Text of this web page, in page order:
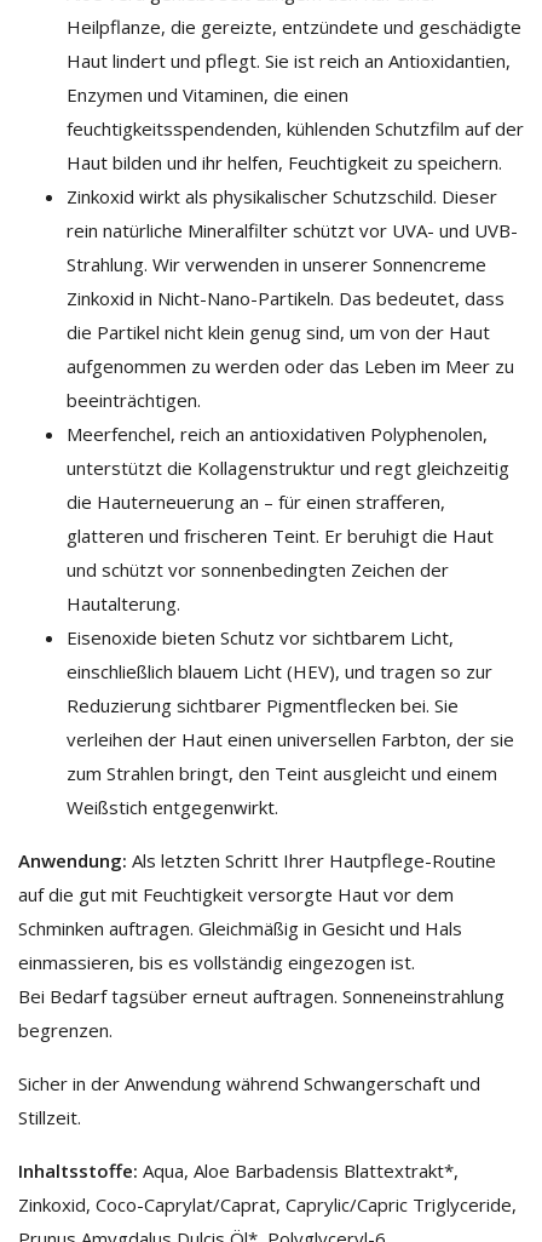
Heilpflanze, die gereizte, entzündete und geschädigte
Haut lindert und pflegt. Sie ist reich an Antioxidantien,
Enzymen und Vitaminen, die einen
feuchtigkeitsspendenden, kühlenden Schutzfilm auf der
Haut bilden und ihr helfen, Feuchtigkeit zu speichern.
Zinkoxid wirkt als physikalischer Schutzschild. Dieser
rein natürliche Mineralfilter schützt vor UVA- und UVB-
Strahlung. Wir verwenden in unserer Sonnencreme
Zinkoxid in Nicht-Nano-Partikeln. Das bedeutet, dass
die Partikel nicht klein genug sind, um von der Haut
aufgenommen zu werden oder das Leben im Meer zu
beeinträchtigen.
Meerfenchel, reich an antioxidativen Polyphenolen,
unterstützt die Kollagenstruktur und regt gleichzeitig
die Hauterneuerung an – für einen strafferen,
glatteren und frischeren Teint. Er beruhigt die Haut
und schützt vor sonnenbedingten Zeichen der
Hautalterung.
Eisenoxide bieten Schutz vor sichtbarem Licht,
einschließlich blauem Licht (HEV), und tragen so zur
Reduzierung sichtbarer Pigmentflecken bei. Sie
verleihen der Haut einen universellen Farbton, der sie
zum Strahlen bringt, den Teint ausgleicht und einem
Weißstich entgegenwirkt.
Anwendung: Als letzten Schritt Ihrer Hautpflege-Routine
auf die gut mit Feuchtigkeit versorgte Haut vor dem
Schminken auftragen. Gleichmäßig in Gesicht und Hals
einmassieren, bis es vollständig eingezogen ist.
Bei Bedarf tagsüber erneut auftragen. Sonneneinstrahlung
begrenzen.
Sicher in der Anwendung während Schwangerschaft und
Stillzeit.
Inhaltsstoffe: Aqua, Aloe Barbadensis Blattextrakt*,
Zinkoxid, Coco-Caprylat/Caprat, Caprylic/Capric Triglyceride,